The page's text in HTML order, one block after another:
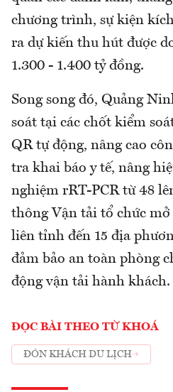
chương trình, sự kiện
ra dự kiến thu hút được
1.300 - 1.400 tỷ đồng.
Song song đó, Quảng
soát tại các chốt kiểm
QR tự động, nâng cao
tra khai báo y tế, nâng
nghiệm rRT-PCR từ 48
thông Vận tải tổ chức
liên tỉnh đến 15 địa
đảm bảo an toàn phòng
động vận tải hành khách.
ĐỌC BÀI THEO TỪ KHOÁ
ĐÓN KHÁCH DU LỊCH